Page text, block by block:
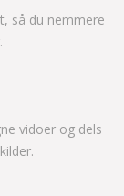
så du nemmere
vidoer og dels